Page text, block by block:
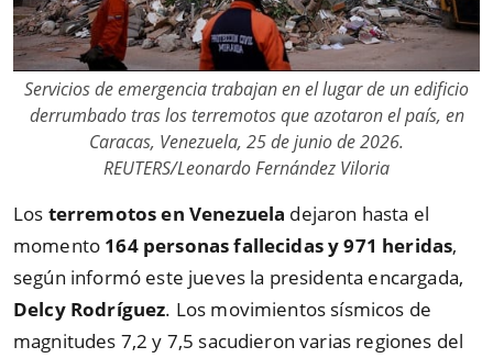
Servicios de emergencia trabajan en el lugar de un edificio
derrumbado tras los terremotos que azotaron el país, en
Caracas, Venezuela, 25 de junio de 2026.
REUTERS/Leonardo Fernández Viloria
Los terremotos en Venezuela dejaron hasta el
momento 164 personas fallecidas y 971 heridas,
según informó este jueves la presidenta encargada,
Delcy Rodríguez. Los movimientos sísmicos de
magnitudes 7,2 y 7,5 sacudieron varias regiones del